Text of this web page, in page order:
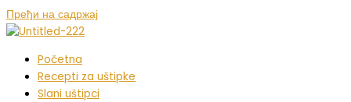
Пређи на садржај
Početna
Recepti za uštipke
Slani uštipci